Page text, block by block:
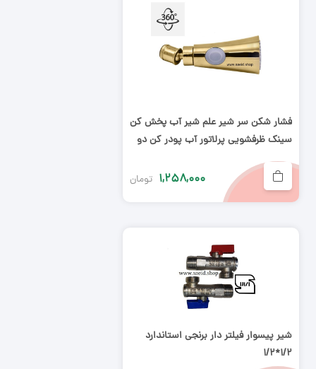
فشار شکن سر شیر علم شیر آب پخش کن
سینک ظرفشویی پرلاتور آب پودر کن دو
حالته آبپاش طلایی
۱,۲۵۸,۰۰۰ تومان
شیر پیسوار فیلتر دار برنجی استاندارد
۱/۲*۱/۲